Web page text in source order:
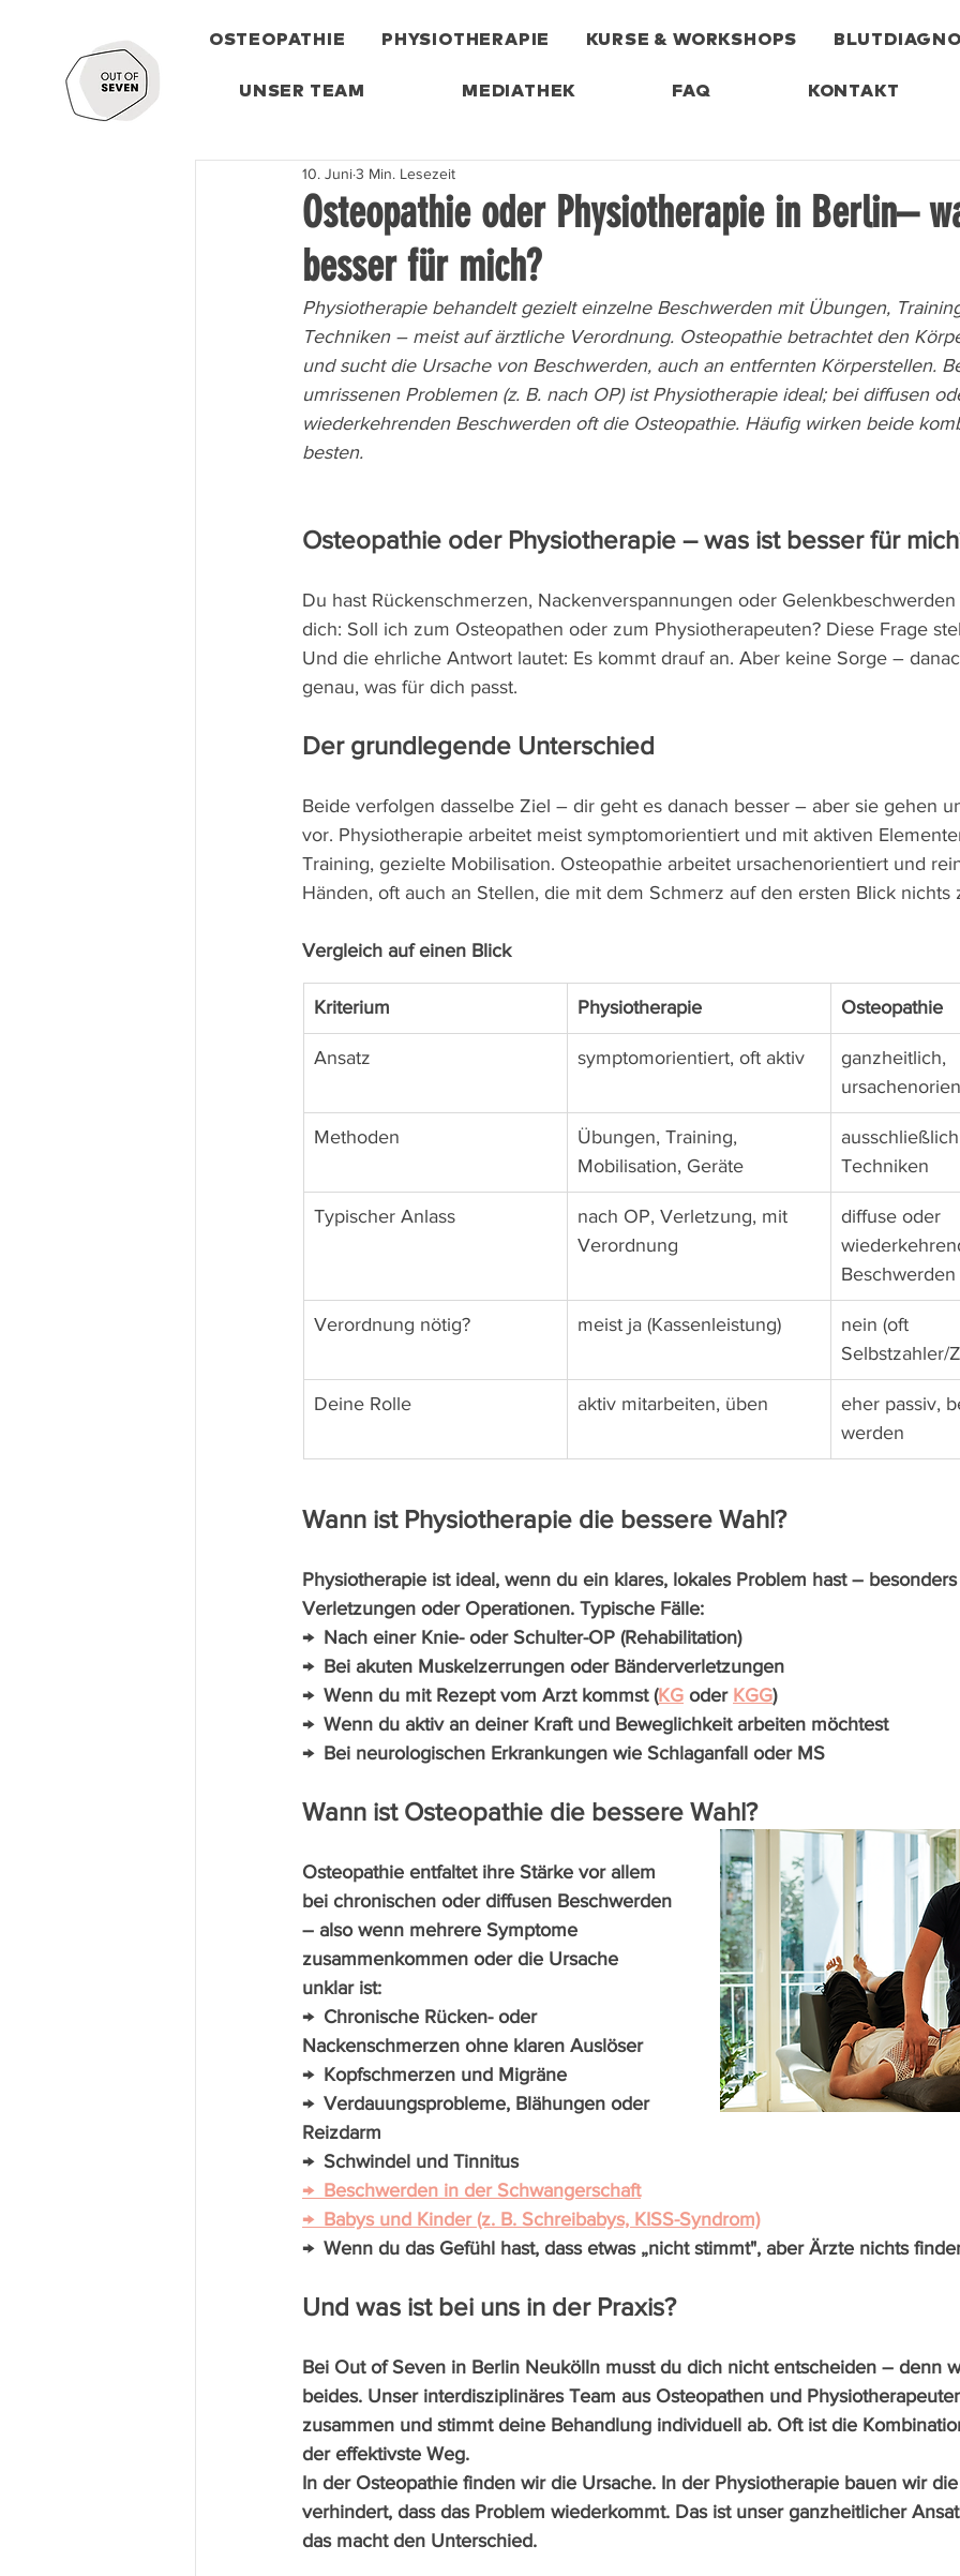
OSTEOPATHIE PHYSIOTHERAPIE KURSE & WORKSHOPS
UNSER TEAM MEDIATHEK FAQ KONTAKT
Osteopathie oder Physiotherapie in Berlin–
besser für mich?
10. Juni3 Min. Lesezeit
Physiotherapie behandelt gezielt einzelne Beschwerden mit Übungen,
Techniken – meist auf ärztliche Verordnung. Osteopathie betrachtet den
und sucht die Ursache von Beschwerden, auch an entfernten Körperstellen.
umrissenen Problemen (z. B. nach OP) ist Physiotherapie ideal; bei diffusen
wiederkehrenden Beschwerden oft die Osteopathie. Häufig wirken beide
besten.
Osteopathie oder Physiotherapie – was ist besser für
Du hast Rückenschmerzen, Nackenverspannungen oder
dich: Soll ich zum Osteopathen oder zum Physiotherapeuten? Diese Frage
Und die ehrliche Antwort lautet: Es kommt drauf an. Aber keine Sorge –
genau, was für dich passt.
Der grundlegende Unterschied
Beide verfolgen dasselbe Ziel – dir geht es danach besser – aber sie gehen
vor. Physiotherapie arbeitet meist symptomorientiert und mit aktiven
Training, gezielte Mobilisation. Osteopathie arbeitet ursachenorientiert und
Händen, oft auch an Stellen, die mit dem Schmerz auf den ersten Blick nichts
Vergleich auf einen Blick
Kriterium Physiotherapie Osteopathie
Ansatz symptomorientiert, oft aktiv
ganzheitlich,
Methoden
Übungen, Training,
Mobilisation, Geräte
Techniken
Typischer Anlass
nach OP, Verletzung, mit
Verordnung
diffuse oder
Beschwerden
Verordnung nötig? meist ja (Kassenleistung)
nein (oft
Selbstzahler/
Deine Rolle aktiv mitarbeiten, üben
eher passiv,
werden
Wann ist Physiotherapie die bessere Wahl?
Physiotherapie ist ideal, wenn du ein klares, lokales Problem hast –
Verletzungen oder Operationen. Typische Fälle:
→  Nach einer Knie- oder Schulter-OP (Rehabilitation)
→  Bei akuten Muskelzerrungen oder Bänderverletzungen
→  Wenn du mit Rezept vom Arzt kommst (KG oder KGG)
→  Wenn du aktiv an deiner Kraft und Beweglichkeit arbeiten möchtest
→  Bei neurologischen Erkrankungen wie Schlaganfall oder MS
Wann ist Osteopathie die bessere Wahl?
Osteopathie entfaltet ihre Stärke vor allem
bei chronischen oder diffusen Beschwerden
– also wenn mehrere Symptome
zusammenkommen oder die Ursache
unklar ist:
→  Chronische Rücken- oder
Nackenschmerzen ohne klaren Auslöser
→  Kopfschmerzen und Migräne
→  Verdauungsprobleme, Blähungen oder
Reizdarm
→  Schwindel und Tinnitus
→  Beschwerden in der Schwangerschaft
→  Babys und Kinder (z. B. Schreibabys, KISS-Syndrom)
→  Wenn du das Gefühl hast, dass etwas „nicht stimmt", aber Ärzte nichts
Und was ist bei uns in der Praxis?
Bei Out of Seven in Berlin Neukölln musst du dich nicht entscheiden – denn
beides. Unser interdisziplinäres Team aus Osteopathen und
zusammen und stimmt deine Behandlung individuell ab. Oft ist die
der effektivste Weg.
In der Osteopathie finden wir die Ursache. In der Physiotherapie bauen wir
verhindert, dass das Problem wiederkommt. Das ist unser ganzheitlicher
das macht den Unterschied.